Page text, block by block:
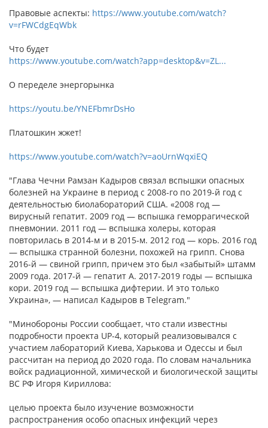
Правовые аспекты: https://www.youtube.com/watch?
v=rFWCdgEqWbk
Что будет
https://www.youtube.com/watch?app=desktop&v=ZL...
О переделе энергорынка
https://youtu.be/YNEFbmrDsHo
Платошкин жжет!
https://www.youtube.com/watch?v=aoUrnWqxiEQ
"Глава Чечни Рамзан Кадыров связал вспышки опасных
болезней на Украине в период с 2008-го по 2019-й год с
деятельностью биолабораторий США. «2008 год —
вирусный гепатит. 2009 год — вспышка геморрагической
пневмонии. 2011 год — вспышка холеры, которая
повторилась в 2014-м и в 2015-м. 2012 год — корь. 2016 год
— вспышка странной болезни, похожей на грипп. Снова
2016-й — свиной грипп, причем это был «забытый» штамм
2009 года. 2017-й — гепатит А. 2017-2019 годы — вспышка
кори. 2019 год — вспышка дифтерии. И это только
Украина», — написал Кадыров в Telegram."
"Минобороны России сообщает, что стали известны
подробности проекта UP-4, который реализовывался с
участием лабораторий Киева, Харькова и Одессы и был
рассчитан на период до 2020 года. По словам начальника
войск радиационной, химической и биологической защиты
ВС РФ Игоря Кириллова:
целью проекта было изучение возможности
распространения особо опасных инфекций через